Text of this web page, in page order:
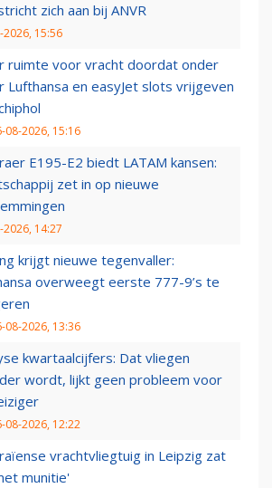
zich aan bij ANVR
2026, 15:56
ruimte voor vracht doordat onder
Lufthansa en easyJet slots vrijgeven
08-2026, 15:16
E195-E2 biedt LATAM kansen:
zet in op nieuwe
2026, 14:27
krijgt nieuwe tegenvaller:
overweegt eerste 777-9’s te
08-2026, 13:36
kwartaalcijfers: Dat vliegen
wordt, lijkt geen probleem voor
08-2026, 12:22
vrachtvliegtuig in Leipzig zat
munitie'